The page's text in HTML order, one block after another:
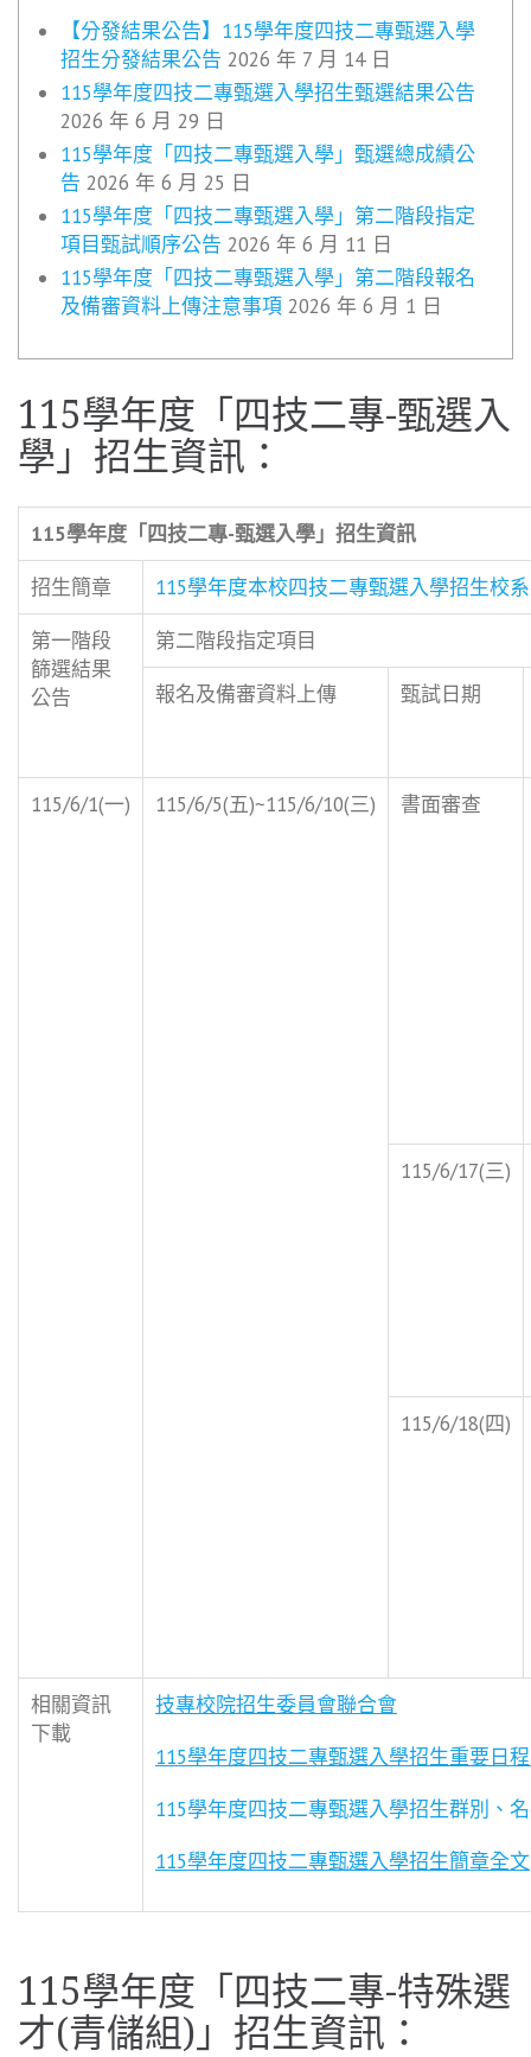
【分發結果公告】115學年度四技二專甄選入學
招生分發結果公告 2026 年 7 月 14 日
115學年度四技二專甄選入學招生甄選結果公告
2026 年 6 月 29 日
115學年度「四技二專甄選入學」甄選總成績公
告 2026 年 6 月 25 日
115學年度「四技二專甄選入學」第二階段指定
項目甄試順序公告 2026 年 6 月 11 日
115學年度「四技二專甄選入學」第二階段報名
及備審資料上傳注意事項 2026 年 6 月 1 日
115學年度「四技二專-甄選入
學」招生資訊：
115學年度「四技二專-甄選入學」招生資訊
招生簡章 115學年度本校四技二專甄選入學招生校
第一階段
篩選結果
公告
第二階段指定項目
報名及備審資料上傳 甄試日期
115/6/1(一) 115/6/5(五)~115/6/10(三) 書面審查
115/6/17(三)
115/6/18(四)
相關資訊
下載
技專校院招生委員會聯合會
115學年度四技二專甄選入學招生重要日
115學年度四技二專甄選入學招生群別、
115學年度四技二專甄選入學招生簡章全文
115學年度「四技二專-特殊選
才(青儲組)」招生資訊：